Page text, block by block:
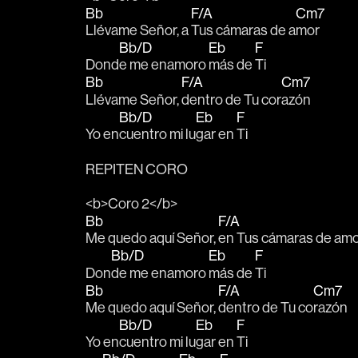
Bb
Llévame Señor, a
F/A
Tus cámaras de a
Cm7
mor
Dond
Bb/D
e me enamoro
Eb
más de
F
Ti
Bb
Llévame Señor,
F/A
dentro de Tu cor
Cm7
azón
Yo en
Bb/D
cuentro mi lu
Eb
gar en
F
Ti
REPITEN CORO
<b>Coro 2</b>
Bb
Me quedo aquí Señor,
F/A
en Tus cámaras de
Don
Bb/D
de me enamoro
Eb
más de
F
Ti
Bb
Me quedo aquí Señor,
F/A
dentro de Tu co
Cm7
razón
Yo en
Bb/D
cuentro mi lu
Eb
gar en
F
Ti